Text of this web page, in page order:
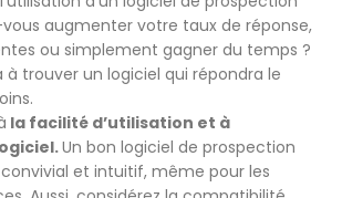
augmenter votre taux de réponse,
ou simplement gagner du temps ?
à trouver un logiciel qui répondra le
la facilité d’utilisation et à
Un bon logiciel de prospection
et intuitif, même pour les